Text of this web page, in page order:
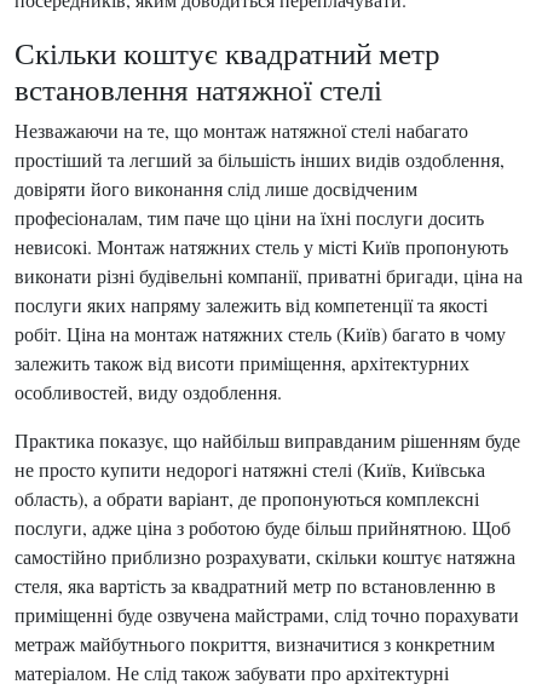
Скільки коштує квадратний метр
встановлення натяжної стелі
Незважаючи на те, що монтаж натяжної стелі набагато
простіший та легший за більшість інших видів оздоблення,
довіряти його виконання слід лише досвідченим
професіоналам, тим паче що ціни на їхні послуги досить
невисокі. Монтаж натяжних стель у місті Київ пропонують
виконати різні будівельні компанії, приватні бригади, ціна на
послуги яких напряму залежить від компетенції та якості
робіт. Ціна на монтаж натяжних стель (Київ) багато в чому
залежить також від висоти приміщення, архітектурних
особливостей, виду оздоблення.
Практика показує, що найбільш виправданим рішенням буде
не просто купити недорогі натяжні стелі (Київ, Київська
область), а обрати варіант, де пропонуються комплексні
послуги, адже ціна з роботою буде більш прийнятною. Щоб
самостійно приблизно розрахувати, скільки коштує натяжна
стеля, яка вартість за квадратний метр по встановленню в
приміщенні буде озвучена майстрами, слід точно порахувати
метраж майбутнього покриття, визначитися з конкретним
матеріалом. Не слід також забувати про архітектурні